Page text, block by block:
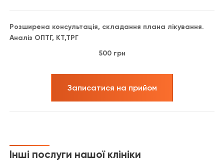
Розширена консультація, складання плана лікування.
Аналіз ОПТГ, КТ,ТРГ
500 грн
Записатися на прийом
Інші послуги нашої клініки